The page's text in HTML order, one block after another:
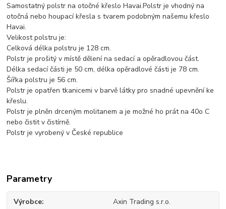
Samostatný polstr na otočné křeslo Havai.Polstr je vhodný na
otočná nebo houpací křesla s tvarem podobným našemu křeslo
Havai.
Velikost polstru je:
Celková délka polstru je 128 cm.
Polstr je prošitý v místě dělení na sedací a opěradlovou část.
Délka sedací části je 50 cm, délka opěradlové části je 78 cm.
Šířka polstru je 56 cm.
Polstr je opatřen tkanicemi v barvě látky pro snadné upevnění ke
křeslu.
Polstr je plněn drceným molitanem a je možné ho prát na 40o C
nebo čistit v čistírně.
Polstr je vyrobený v České republice
Parametry
Výrobce Axin Trading s.r.o.